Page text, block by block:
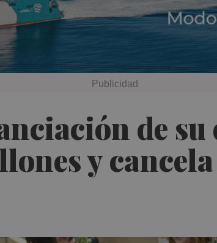
de su
y